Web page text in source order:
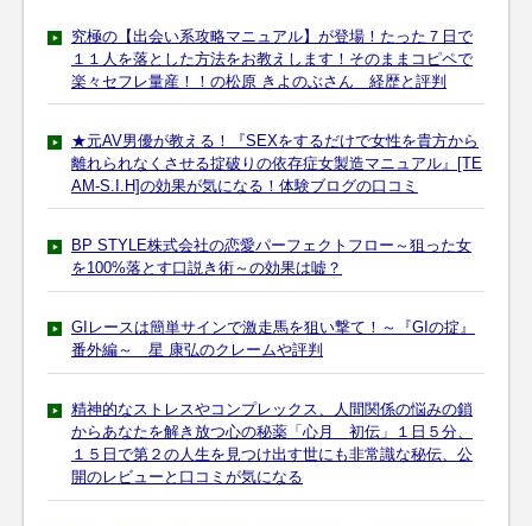
究極の【出会い系攻略マニュアル】が登場！たった７日で
１１人を落とした方法をお教えします！そのままコピペで
楽々セフレ量産！！の松原 きよのぶさん 経歴と評判
★元AV男優が教える！『SEXをするだけで女性を貴方から
離れられなくさせる掟破りの依存症女製造マニュアル』[TE
AM-S.I.H]の効果が気になる！体験ブログの口コミ
BP STYLE株式会社の恋愛パーフェクトフロー～狙った女
を100%落とす口説き術～の効果は嘘？
GIレースは簡単サインで激走馬を狙い撃て！～『GIの掟』
番外編～ 星 康弘のクレームや評判
精神的なストレスやコンプレックス、人間関係の悩みの鎖
からあなたを解き放つ心の秘薬「心月 初伝」１日５分、
１５日で第２の人生を見つけ出す世にも非常識な秘伝、公
開のレビューと口コミが気になる